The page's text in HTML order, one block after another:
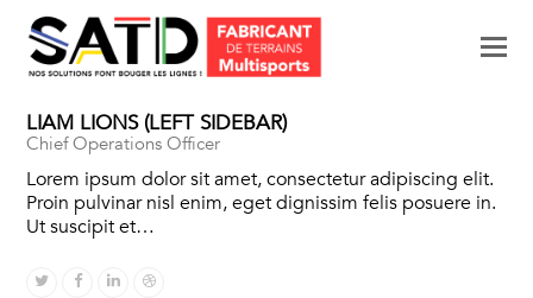
LIAM LIONS (LEFT SIDEBAR)
Chief Operations Officer
Lorem ipsum dolor sit amet, consectetur adipiscing elit.
Proin pulvinar nisl enim, eget dignissim felis posuere in.
Ut suscipit et…
TwitterFacebook
LinkedinDribbble